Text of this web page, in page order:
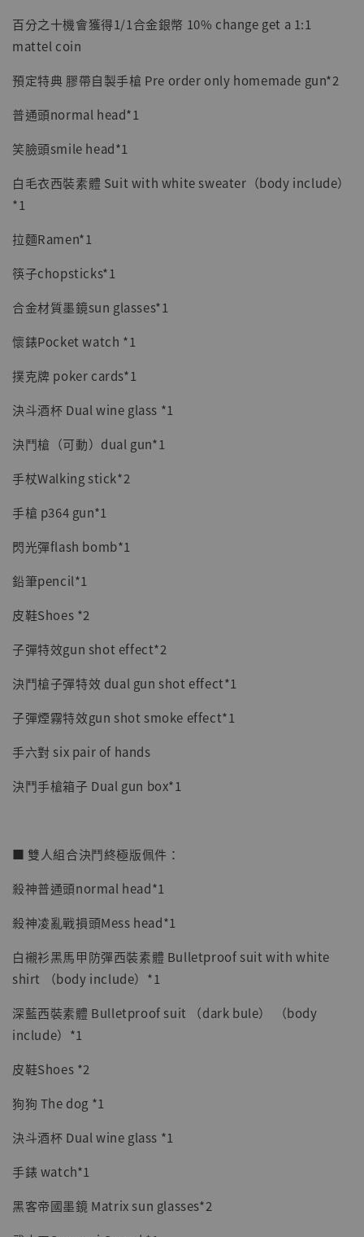
百分之十機會獲得1/1合金銀幣 10% change get a 1:1
mattel coin
預定特典 膠帶自製手槍 Pre order only homemade gun*2
普通頭normal head*1
笑臉頭smile head*1
白毛衣西裝素體 Suit with white sweater（body include）
*1
拉麵Ramen*1
筷子chopsticks*1
合金材質墨鏡sun glasses*1
懷錶Pocket watch *1
撲克牌 poker cards*1
決斗酒杯 Dual wine glass *1
決鬥槍（可動）dual gun*1
手杖Walking stick*2
手槍 p364 gun*1
閃光彈flash bomb*1
鉛筆pencil*1
皮鞋Shoes *2
子彈特效gun shot effect*2
決鬥槍子彈特效 dual gun shot effect*1
子彈煙霧特效gun shot smoke effect*1
手六對 six pair of hands
決鬥手槍箱子 Dual gun box*1
■ 雙人組合決鬥終極版佩件：
殺神普通頭normal head*1
殺神凌亂戰損頭Mess head*1
白襯衫黑馬甲防彈西裝素體 Bulletproof suit with white
shirt （body include）*1
深藍西裝素體 Bulletproof suit （dark bule） （body
include）*1
皮鞋Shoes *2
狗狗 The dog *1
決斗酒杯 Dual wine glass *1
手錶 watch*1
黑客帝國墨鏡 Matrix sun glasses*2